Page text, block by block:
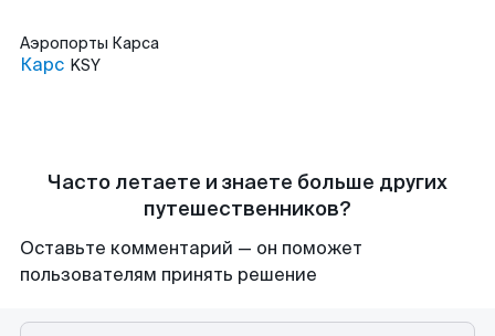
Аэропорты Карса
Карс KSY
Часто летаете и знаете больше других
путешественников?
Оставьте комментарий — он поможет
пользователям принять решение